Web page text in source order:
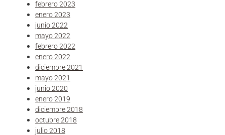
febrero 2023
enero 2023
junio 2022
mayo 2022
febrero 2022
enero 2022
diciembre 2021
mayo 2021
junio 2020
enero 2019
diciembre 2018
octubre 2018
julio 2018